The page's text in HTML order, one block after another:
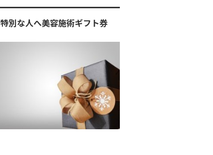
特別な人へ美容施術ギフト券